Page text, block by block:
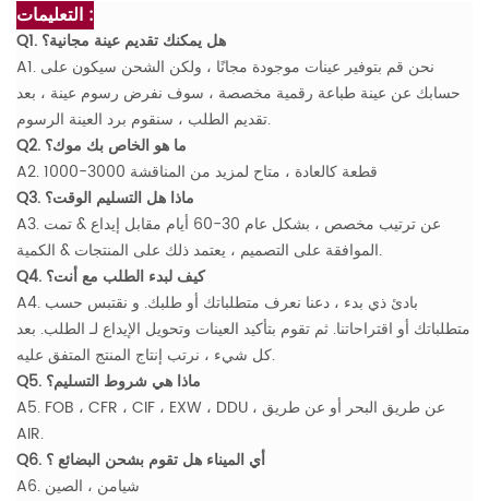
التعليمات :
Q1. هل يمكنك تقديم عينة مجانية؟
A1. نحن قم بتوفير عينات موجودة مجانًا ، ولكن الشحن سيكون على
حسابك عن عينة طباعة رقمية مخصصة ، سوف نفرض رسوم عينة ، بعد
تقديم الطلب ، سنقوم برد العينة الرسوم.
Q2. ما هو الخاص بك موك؟
A2. 1000-3000 قطعة كالعادة ، متاح لمزيد من المناقشة
Q3. ماذا هل التسليم الوقت؟
A3. عن ترتيب مخصص ، بشكل عام 30-60 أيام مقابل إيداع & تمت
الموافقة على التصميم ، يعتمد ذلك على المنتجات & الكمية.
Q4. كيف لبدء الطلب مع أنت؟
A4. بادئ ذي بدء ، دعنا نعرف متطلباتك أو طلبك. و نقتبس حسب
متطلباتك أو اقتراحاتنا. ثم تقوم بتأكيد العينات وتحويل الإيداع لـ الطلب. بعد
كل شيء ، نرتب إنتاج المنتج المتفق عليه.
Q5. ماذا هي شروط التسليم؟
A5. FOB ، CFR ، CIF ، EXW ، DDU ، عن طريق البحر أو عن طريق
AIR.
Q6. أي الميناء هل تقوم بشحن البضائع ؟
A6. شيامن ، الصين